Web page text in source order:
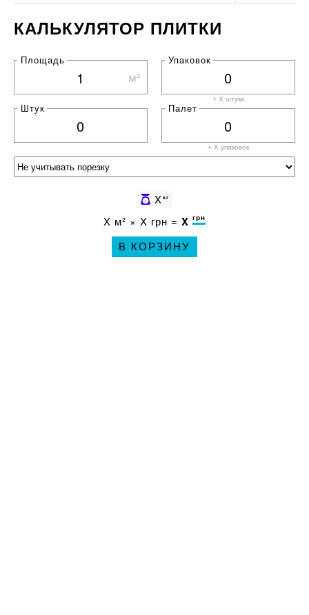
КАЛЬКУЛЯТОР ПЛИТКИ
Площадь
м²
Упаковок
+ X штуки
Штук Палет
+ X упаковок
Xкг
X м² × X грн = X грн
В КОРЗИНУ